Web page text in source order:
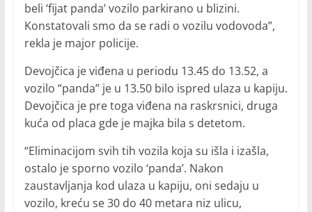
beli ‘fijat panda’ vozilo parkirano u blizini.
Konstatovali smo da se radi o vozilu vodovoda”,
rekla je major policije.
Devojčica je viđena u periodu 13.45 do 13.52, a
vozilo “panda” je u 13.50 bilo ispred ulaza u kapiju.
Devojčica je pre toga viđena na raskrsnici, druga
kuća od placa gde je majka bila s detetom.
“Eliminacijom svih tih vozila koja su išla i izašla,
ostalo je sporno vozilo ‘panda’. Nakon
zaustavljanja kod ulaza u kapiju, oni sedaju u
vozilo, kreću se 30 do 40 metara niz ulicu,